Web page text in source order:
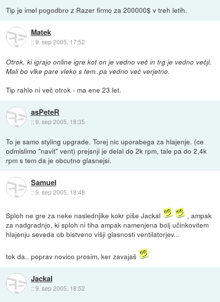
Tip je imel pogodbro z Razer firmo za 200000$ v treh letih.
Matek
::9. sep 2005, 17:52
Otrok, ki igrajo online igre kot on je vedno več in trg je vedno večji.
Mali bo vlke pare vleko s tem..pa vedno več verjetno.
Tip rahlo ni več otrok - ma ene 23 let.
asPeteR
::9. sep 2005, 18:35
To je samo styling upgrade. Torej nic uporabega za hlajenje. (ce
odmislimo "navit" vent) prejsnji je delal do 2k rpm, tale pa do 2,4k
rpm s tem da je obcutno glasnejsi.
Samuel
::9. sep 2005, 18:48
Sploh ne gre za neke naslednjike kokr piše Jackal
, ampak
za nadgradnjo, ki sploh ni tiha ampak namenjena bolj učinkovitem
hlajenju seveda ob bistveno višji glasnosti ventilatorjev...
tok da.. poprav novico prosim, ker zavajaš
Jackal
::9. sep 2005, 18:52